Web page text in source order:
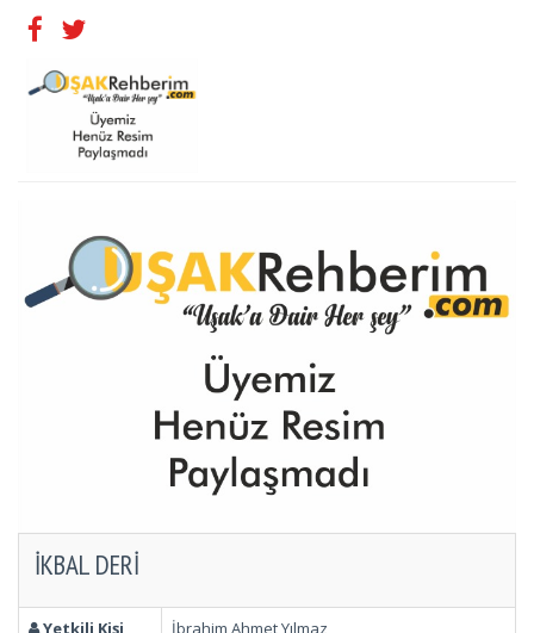
İKBAL DERI
Yetkili Kişi
İbrahim Ahmet Yılmaz